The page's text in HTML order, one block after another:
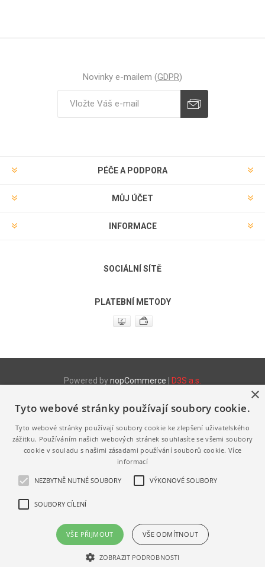
Novinky e-mailem (GDPR)
PÉČE A PODPORA
MŮJ ÚČET
INFORMACE
SOCIÁLNÍ SÍTĚ
PLATEBNÍ METODY
Powered bynopCommerce | D3S a.s.
Produktové www stránky
http://www.fix.cz/pytle- LDPE a HDPE pytle a sáčky
http://www.melanz.cz/- Výroba a prodej vaječné melanže
Výhradně zastupujeme a distribuujeme následující značky
http://www.jihoceska-vejce.cz
http://www.bio-vejce.cz
http://www.volny-vybeh.cz
http://www.pardubicka-vejce.cz
×
Tyto webové stránky používají soubory cookie.
Tyto webové stránky používají soubory cookie ke zlepšení uživatelského
zážitku. Používáním našich webových stránek souhlasíte se všemi soubory
cookie v souladu s našimi zásadami používání souborů cookie.Více
informací
NEZBYTNĚ NUTNÉ SOUBORY VÝKONOVÉ SOUBORY
SOUBORY CÍLENÍ
VŠE PŘIJMOUT VŠE ODMÍTNOUT
ZOBRAZIT PODROBNOSTI